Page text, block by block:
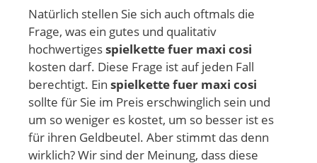
Natürlich stellen Sie sich auch oftmals die
Frage, was ein gutes und qualitativ
hochwertigesspielkette fuer maxi cosi
kosten darf. Diese Frage ist auf jeden Fall
berechtigt. Ein spielkette fuer maxi cosi
sollte für Sie im Preis erschwinglich sein und
um so weniger es kostet, um so besser ist es
für ihren Geldbeutel. Aber stimmt das denn
wirklich? Wir sind der Meinung, dass diese